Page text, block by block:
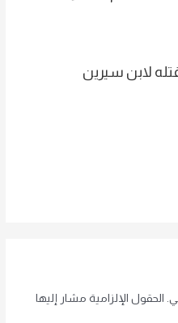
لابن سيرين
الحقول الإلزامية مشار إليها